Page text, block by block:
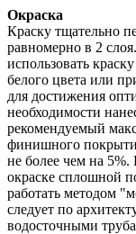
Окраска
Краску тщательно
равномерно в 2
использовать
белого цвета или
для достижения
необходимости
рекомендуемый
финишного
не более чем на 5%.
окраске сплошной
работать методом
следует по
водосточными